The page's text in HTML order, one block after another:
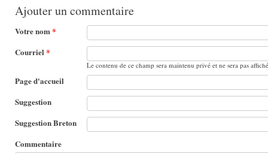
Ajouter un commentaire
Votre nom*
Courriel *
Le contenu de ce champ sera maintenu privé et ne sera pas
Page d'accueil
Suggestion
Suggestion Breton
Commentaire